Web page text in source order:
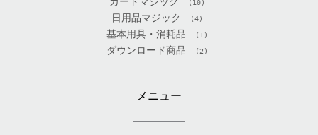
(10)
日用品マジック (4)
基本用具・消耗品 (1)
ダウンロード商品 (2)
メニュー